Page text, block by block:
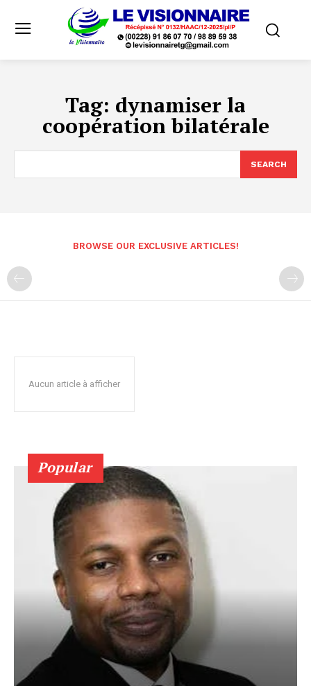
Tag: dynamiser la
coopération bilatérale
SEARCH
BROWSE OUR EXCLUSIVE ARTICLES!
Aucun article à afficher
Popular